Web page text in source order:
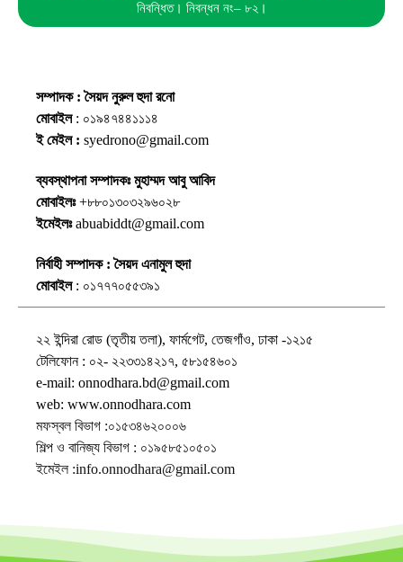
নিবন্ধিত। নিবন্ধন নং– ৮২।
সম্পাদক : সৈয়দ নুরুল হুদা রনো
মোবাইল: ০১৯৪৭৪৪১১১৪
ই মেইল : syedrono@gmail.com
ব্যবস্থাপনা সম্পাদকঃ মুহাম্মদ আবু আবিদ
মোবাইলঃ+৮৮০১৩০৩২৯৬০২৮
ইমেইলঃabuabiddt@gmail.com
নির্বাহী সম্পাদক : সৈয়দ এনামুল হুদা
মোবাইল: ০১৭৭৭০৫৫৩৯১
২২ ইন্দিরা রোড (তৃতীয় তলা), ফার্মগেট, তেজগাঁও, ঢাকা -১২১৫
টেলিফোন : ০২- ২২৩৩১৪২১৭, ৫৮১৫৪৬০১
e-mail: onnodhara.bd@gmail.com
web: www.onnodhara.com
মফস্বল বিভাগ :০১৫৩৪৬২০০০৬
শিল্প ও বানিজ্য বিভাগ : ০১৯৫৮৫১০৫০১
ইমেইল :info.onnodhara@gmail.com